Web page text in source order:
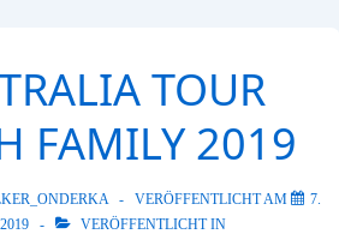
TOUR
FAMILY 2019
VERÖFFENTLICHT AM
7.
VERÖFFENTLICHT IN